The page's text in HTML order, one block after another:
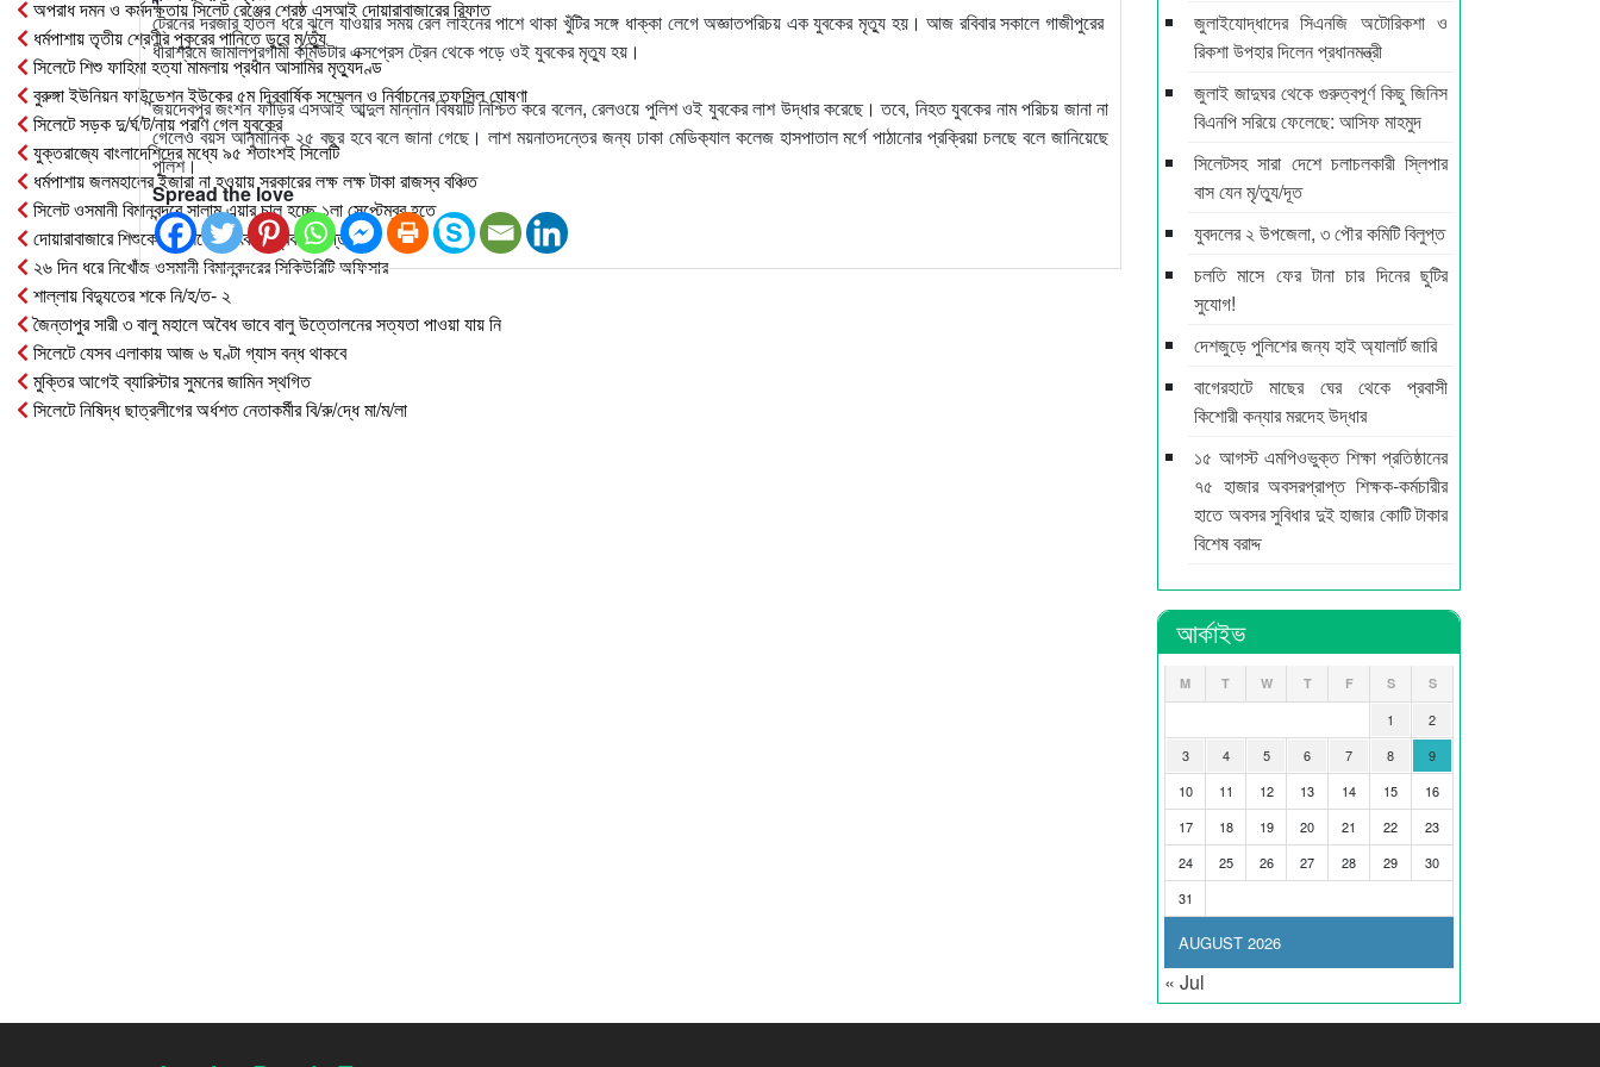
অপরাধ দমন ও কর্মদক্ষতায় সিলেট রেঞ্জের শ্রেষ্ঠ এসআই দোয়ারাবাজারের রিফাত
ধর্মপাশায় তৃতীয় শ্রেণীর পুকুরের পানিতে ডুবে মৃ/ত্যু
সিলেটে শিশু ফাহিমা হত্যা মামলায় প্রধান আসামির মৃত্যুদণ্ড
বুরুঙ্গা ইউনিয়ন ফাউন্ডেশন ইউকের ৫ম দ্বিবার্ষিক সম্মেলন ও নির্বাচনের তফসিল ঘোষণা
সিলেটে সড়ক দু/র্ঘ/ট/নায় প্রাণ গেল যুবকের
যুক্তরাজ্যে বাংলাদেশিদের মধ্যে ৯৫ শতাংশই সিলেটি
ধর্মপাশায় জলমহালের ইজারা না হওয়ায় সরকারের লক্ষ লক্ষ টাকা রাজস্ব বঞ্চিত
সিলেট ওসমানী বিমানবন্দরে সালাম এয়ার চালু হচ্ছে ১লা সেপ্টেম্বর হতে
দোয়ারাবাজারে শিশুকে ফুসলিয়ে বলাৎকার, যুবক গ্রেপ্তার
২৬ দিন ধরে নিখোঁজ ওসমানী বিমানবন্দরের সিকিউরিটি অফিসার
শাল্লায় বিদ্যুতের শকে নি/হ/ত- ২
জৈন্তাপুর সারী ৩ বালু মহালে অবৈধ ভাবে বালু উত্তোলনের সত্যতা পাওয়া যায় নি
সিলেটে যেসব এলাকায় আজ ৬ ঘণ্টা গ্যাস বন্ধ থাকবে
মুক্তির আগেই ব্যারিস্টার সুমনের জামিন স্থগিত
সিলেটে নিষিদ্ধ ছাত্রলীগের অর্ধশত নেতাকর্মীর বি/রু/দ্ধে মা/ম/লা
ট্রেনের দরজার হাতল ধরে ঝুলে যাওয়ার সময় রেল লাইনের পাশে থাকা খুঁটির সঙ্গে ধাক্কা লেগে অজ্ঞাতপরিচয় এক যুবকের মৃত্যু হয়। আজ রবিবার সকালে গাজীপুরের
ধীরাশ্রমে জামালপুরগামী কমিউটার এক্সপ্রেস ট্রেন থেকে পড়ে ওই যুবকের মৃত্যু হয়।
জয়দেবপুর জংশন ফাঁড়ির এসআই আব্দুল মান্নান বিষয়টি নিশ্চিত করে বলেন, রেলওয়ে পুলিশ ওই যুবকের লাশ উদ্ধার করেছে। তবে, নিহত যুবকের নাম পরিচয় জানা না
গেলেও বয়স আনুমানিক ২৫ বছর হবে বলে জানা গেছে। লাশ ময়নাতদন্তের জন্য ঢাকা মেডি‌ক‌্যাল কলেজ হাসপাতাল মর্গে পাঠানোর প্রক্রিয়া চলছে বলে জানিয়েছে
পুলিশ।
Spread the love
জুলাইযোদ্ধাদের সিএনজি অটোরিকশা ও
রিকশা উপহার দিলেন প্রধানমন্ত্রী
জুলাই জাদুঘর থেকে গুরুত্বপূর্ণ কিছু জিনিস
বিএনপি সরিয়ে ফেলেছে: আসিফ মাহমুদ
সিলেটসহ সারা দেশে চলাচলকারী স্লিপার
বাস যেন মৃ/ত্যু/দূত
যুবদলের ২ উপজেলা, ৩ পৌর কমিটি বিলুপ্ত
চলতি মাসে ফের টানা চার দিনের ছুটির
সুযোগ!
দেশজুড়ে পুলিশের জন্য হাই অ্যালার্ট জারি
বাগেরহাটে মাছের ঘের থেকে প্রবাসী
কিশোরী কন্যার মরদেহ উদ্ধার
১৫ আগস্ট এমপিওভুক্ত শিক্ষা প্রতিষ্ঠানের
৭৫ হাজার অবসরপ্রাপ্ত শিক্ষক-কর্মচারীর
হাতে অবসর সুবিধার দুই হাজার কোটি টাকার
বিশেষ বরাদ্দ
আর্কাইভ
AUGUST 2026
M T W T F S S
1
2
3
4 5 6 7 8
9
10
11 12 13 14 15
16
17
18 19 20 21 22
23
24
25 26 27 28 29
30
31
« Jul